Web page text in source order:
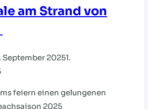
am Strand von
September 20251.
feiern einen gelungenen
2025